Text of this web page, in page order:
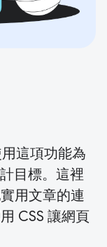
這項功能為
目標。這裡
用文章的連
CSS 讓網頁